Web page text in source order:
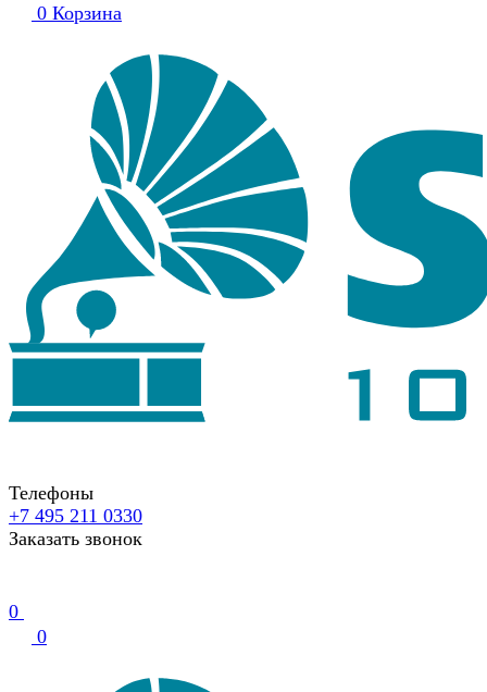
0 Корзина
Телефоны
+7 495 211 0330
Заказать звонок
0
0